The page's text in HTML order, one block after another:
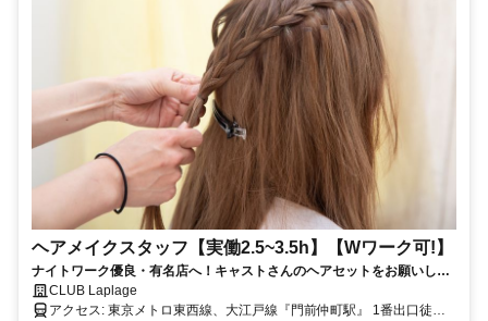
ヘアメイクスタッフ【実働2.5~3.5h】【Wワーク可!】
ナイトワーク優良・有名店へ！キャストさんのヘアセットをお願いしま
す。CLUB Laplage
アクセス: 東京メトロ東西線、大江戸線『門前仲町駅』 1番出口徒歩1